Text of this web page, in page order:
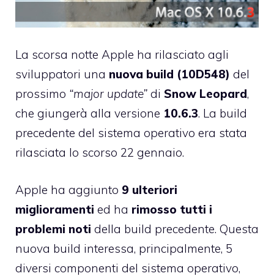
La scorsa notte Apple ha rilasciato agli
sviluppatori una nuova build (10D548) del
prossimo “major update” di Snow Leopard,
che giungerà alla versione 10.6.3. La build
precedente del sistema operativo era stata
rilasciata lo scorso 22 gennaio.
Apple ha aggiunto 9 ulteriori
miglioramenti ed ha rimosso tutti i
problemi noti della build precedente. Questa
nuova build interessa, principalmente, 5
diversi componenti del sistema operativo,